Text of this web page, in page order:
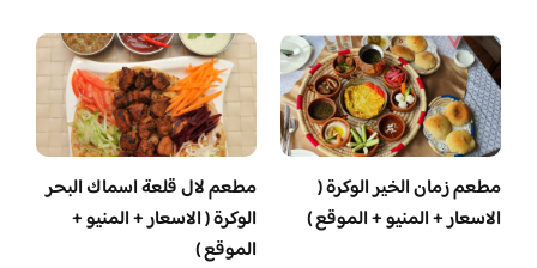
مطعم زمان الخير الوكرة (
الاسعار + المنيو + الموقع )
مطعم لال قلعة اسماك البحر
الوكرة ( الاسعار + المنيو +
الموقع )